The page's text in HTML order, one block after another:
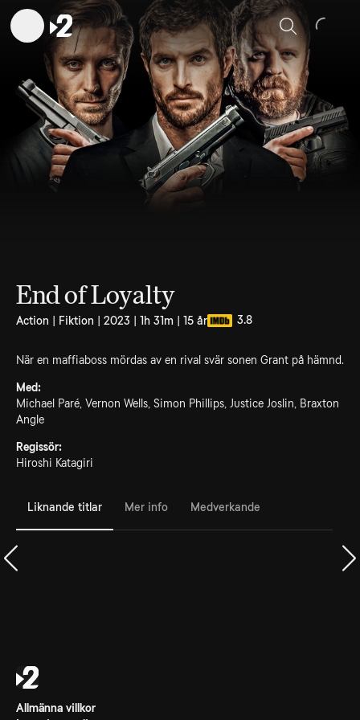
Sök
End of Loyalty
Action | Fiktion | 2023 | 1h 31m | 15 år 3.8
När en maffiaboss mördas av en rival svär sonen Grant på hämnd.
Med:
Michael Paré, Vernon Wells, Simon Phillips, Justice Joslin, Braxton
Angle
Regissör:
Hiroshi Katagiri
Liknande titlar Mer info Medverkande
Allmänna villkor